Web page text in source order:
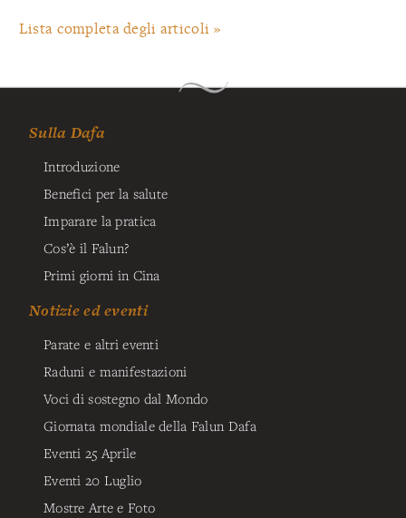
Lista completa degli articoli »
Sulla Dafa
Introduzione
Benefici per la salute
Imparare la pratica
Cos’è il Falun?
Primi giorni in Cina
Notizie ed eventi
Parate e altri eventi
Raduni e manifestazioni
Voci di sostegno dal Mondo
Giornata mondiale della Falun Dafa
Eventi 25 Aprile
Eventi 20 Luglio
Mostre Arte e Foto